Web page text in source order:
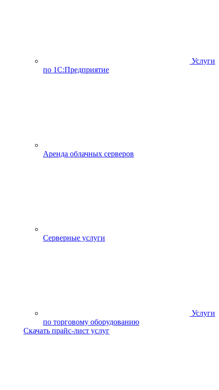
Услуги
по 1С:Предприятие
Аренда облачных серверов
Серверные услуги
Услуги
по торговому оборудованию
Скачать прайс-лист услуг